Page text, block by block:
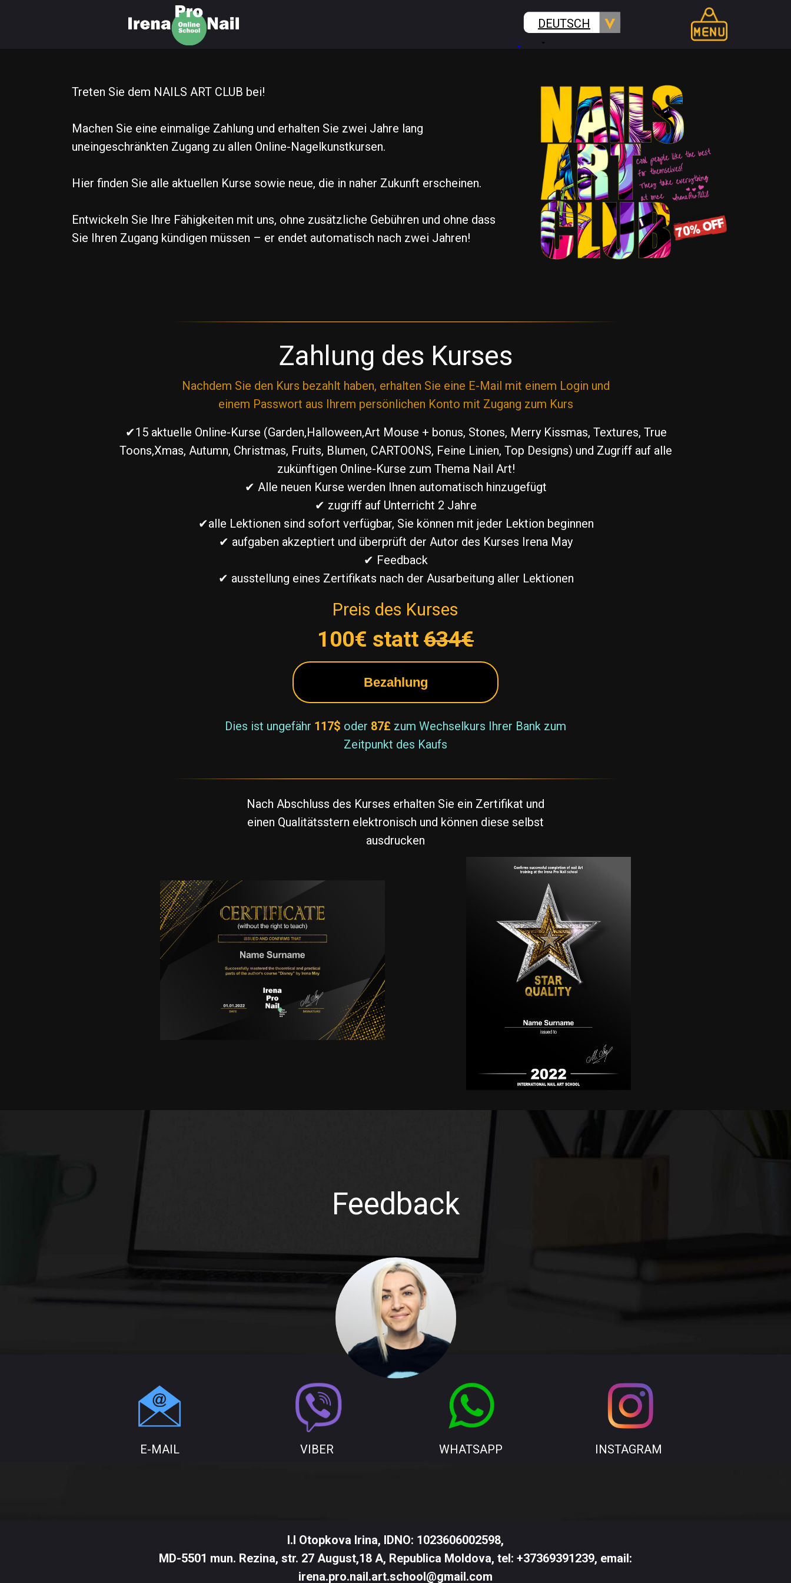
DEUTSCH
Treten Sie dem NAILS ART CLUB bei!
Machen Sie eine einmalige Zahlung und erhalten Sie zwei Jahre lang
uneingeschränkten Zugang zu allen Online-Nagelkunstkursen.
Hier finden Sie alle aktuellen Kurse sowie neue, die in naher Zukunft erscheinen.
Entwickeln Sie Ihre Fähigkeiten mit uns, ohne zusätzliche Gebühren und ohne dass
Sie Ihren Zugang kündigen müssen – er endet automatisch nach zwei Jahren!
✔15 aktuelle Online-Kurse (Garden,Halloween,Art Mouse + bonus, Stones, Merry Kissmas, Textures, True
Toons,Xmas, Autumn, Christmas, Fruits, Blumen, CARTOONS, Feine Linien, Top Designs) und Zugriff auf alle
zukünftigen Online-Kurse zum Thema Nail Art!
✔ Alle neuen Kurse werden Ihnen automatisch hinzugefügt
✔ zugriff auf Unterricht 2 Jahre
✔alle Lektionen sind sofort verfügbar, Sie können mit jeder Lektion beginnen
✔ aufgaben akzeptiert und überprüft der Autor des Kurses Irena May
✔ Feedback
✔ ausstellung eines Zertifikats nach der Ausarbeitung aller Lektionen
Zahlung des Kurses
Dies ist ungefähr 117$ oder 87£ zum Wechselkurs Ihrer Bank zum
Zeitpunkt des Kaufs
Nachdem Sie den Kurs bezahlt haben, erhalten Sie eine E-Mail mit einem Login und
einem Passwort aus Ihrem persönlichen Konto mit Zugang zum Kurs
Preis des Kurses
100€ statt 634€
Bezahlung
Nach Abschluss des Kurses erhalten Sie ein Zertifikat und
einen Qualitätsstern elektronisch und können diese selbst
ausdrucken
VIBER INSTAGRAM
E-MAIL WHATSAPP
Feedback
I.I Otopkova Irina, IDNO: 1023606002598,
MD-5501 mun. Rezina, str. 27 August,18 A, Republica Moldova, tel: +37369391239, email:
irena.pro.nail.art.school@gmail.com